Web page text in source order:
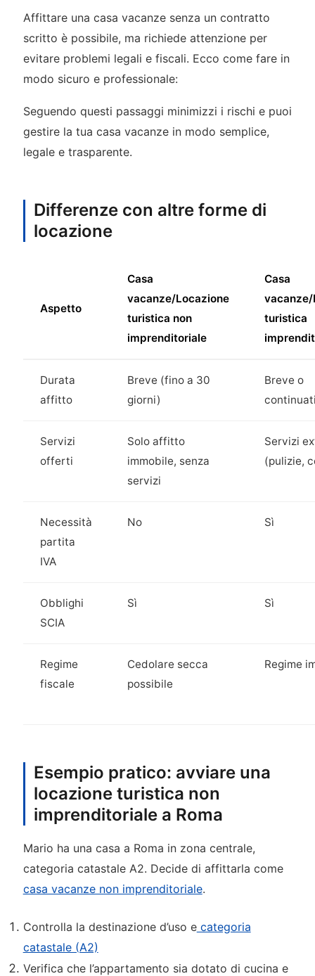
Affittare una casa vacanze senza un contratto
scritto è possibile, ma richiede attenzione per
evitare problemi legali e fiscali. Ecco come fare in
modo sicuro e professionale:
Seguendo questi passaggi minimizzi i rischi e puoi
gestire la tua casa vacanze in modo semplice,
legale e trasparente.
Differenze con altre forme di
locazione
Aspetto
Casa
vacanze/Locazione
turistica non
imprenditoriale
Casa
turistica
Durata
affitto
Breve (fino a 30
giorni)
Breve o
Servizi
offerti
Solo affitto
immobile, senza
servizi
Servizi
(pulizie,
Necessità
partita
IVA
No Sì
Obblighi
SCIA
Sì Sì
Regime
fiscale
Cedolare secca
possibile
Regime
Esempio pratico: avviare una
locazione turistica non
imprenditoriale a Roma
Mario ha una casa a Roma in zona centrale,
categoria catastale A2. Decide di affittarla come
casa vacanze non imprenditoriale.
Controlla la destinazione d’uso ecategoria
catastale (A2)
Verifica che l’appartamento sia dotato di cucina e